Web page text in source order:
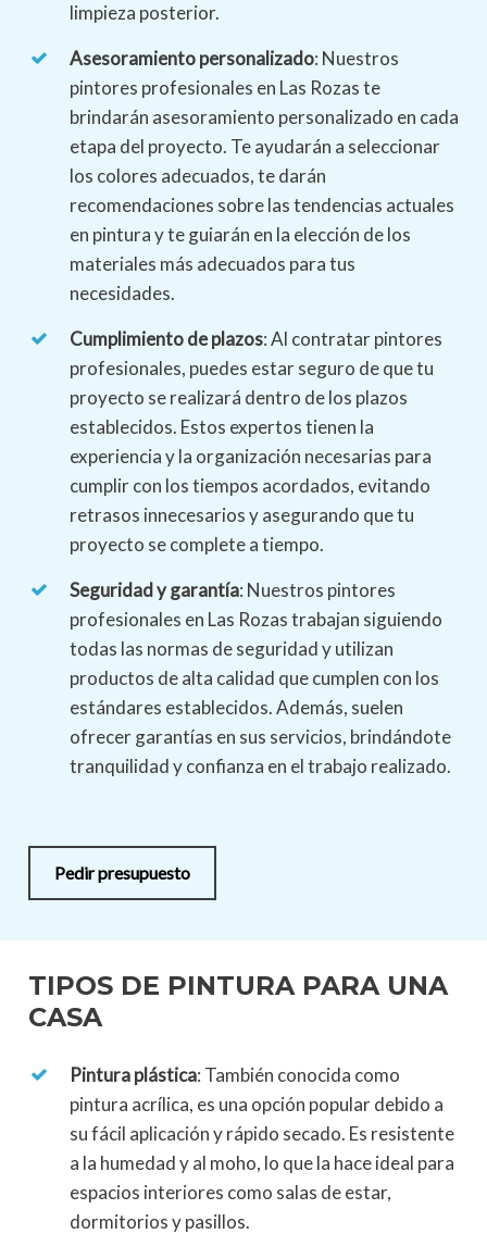
limpieza posterior.
Asesoramiento personalizado: Nuestros
pintores profesionales en Las Rozas te
brindarán asesoramiento personalizado en cada
etapa del proyecto. Te ayudarán a seleccionar
los colores adecuados, te darán
recomendaciones sobre las tendencias actuales
en pintura y te guiarán en la elección de los
materiales más adecuados para tus
necesidades.
Cumplimiento de plazos: Al contratar pintores
profesionales, puedes estar seguro de que tu
proyecto se realizará dentro de los plazos
establecidos. Estos expertos tienen la
experiencia y la organización necesarias para
cumplir con los tiempos acordados, evitando
retrasos innecesarios y asegurando que tu
proyecto se complete a tiempo.
Seguridad y garantía: Nuestros pintores
profesionales en Las Rozas trabajan siguiendo
todas las normas de seguridad y utilizan
productos de alta calidad que cumplen con los
estándares establecidos. Además, suelen
ofrecer garantías en sus servicios, brindándote
tranquilidad y confianza en el trabajo realizado.
Pedir presupuesto
TIPOS DE PINTURA PARA UNA
CASA
Pintura plástica: También conocida como
pintura acrílica, es una opción popular debido a
su fácil aplicación y rápido secado. Es resistente
a la humedad y al moho, lo que la hace ideal para
espacios interiores como salas de estar,
dormitorios y pasillos.